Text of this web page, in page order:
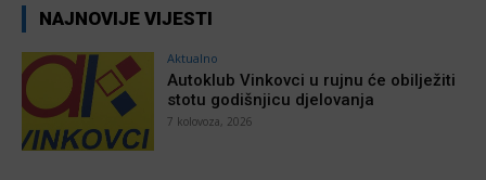
NAJNOVIJE VIJESTI
Aktualno
Autoklub Vinkovci u rujnu će obilježiti
stotu godišnjicu djelovanja
7 kolovoza, 2026